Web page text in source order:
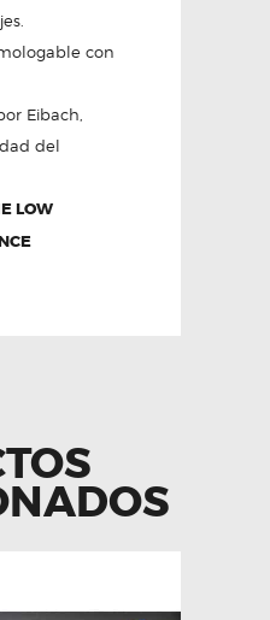
con
Eibach,
del
LOW